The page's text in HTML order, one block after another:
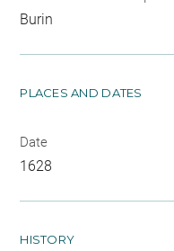
Burin
PLACES AND DATES
Date
1628
HISTORY